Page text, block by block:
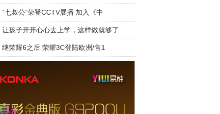
“七叔公”荣登CCTV展播 加入《中
让孩子开开心心去上学，这样做就够了
继荣耀6之后 荣耀3C登陆欧洲/售1